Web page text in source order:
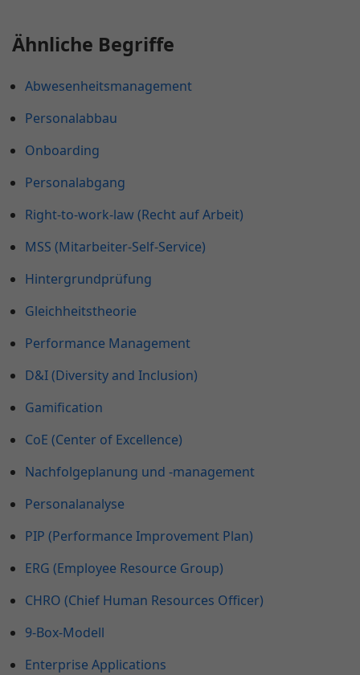
Ähnliche Begriffe
Abwesenheitsmanagement
Personalabbau
Onboarding
Personalabgang
Right-to-work-law (Recht auf Arbeit)
MSS (Mitarbeiter-Self-Service)
Hintergrundprüfung
Gleichheitstheorie
Performance Management
D&I (Diversity and Inclusion)
Gamification
CoE (Center of Excellence)
Nachfolgeplanung und -management
Personalanalyse
PIP (Performance Improvement Plan)
ERG (Employee Resource Group)
CHRO (Chief Human Resources Officer)
9-Box-Modell
Enterprise Applications